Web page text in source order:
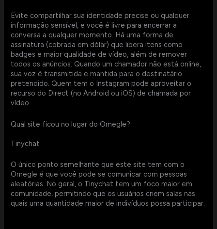
Evite compartilhar sua identidade precise ou qualquer
informação sensível, e você é livre para encerrar a
conversa a qualquer momento. Há uma forma de
assinatura (cobrada em dólar) que libera itens como
badges e maior qualidade de vídeo, além de remover
todos os anúncios. Quando um chamador não está online,
sua voz é transmitida e mantida para o destinatário
pretendido. Quem tem o Instagram pode aproveitar o
recurso do Direct (no Android ou iOS) de chamada por
vídeo.
Qual site ficou no lugar do Omegle?
Tinychat
O único ponto semelhante que este site tem com o
Omegle é que você pode se comunicar com pessoas
aleatórias. No geral, o Tinychat tem um foco maior em
comunidade, permitindo que os usuários criem salas nas
quais uma quantidade maior de indivíduos possa participar.